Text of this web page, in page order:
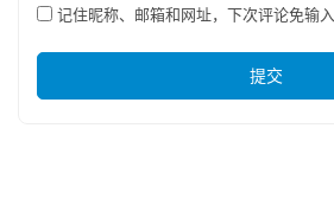
记住昵称、邮箱和网址，下次评论免输入
提交